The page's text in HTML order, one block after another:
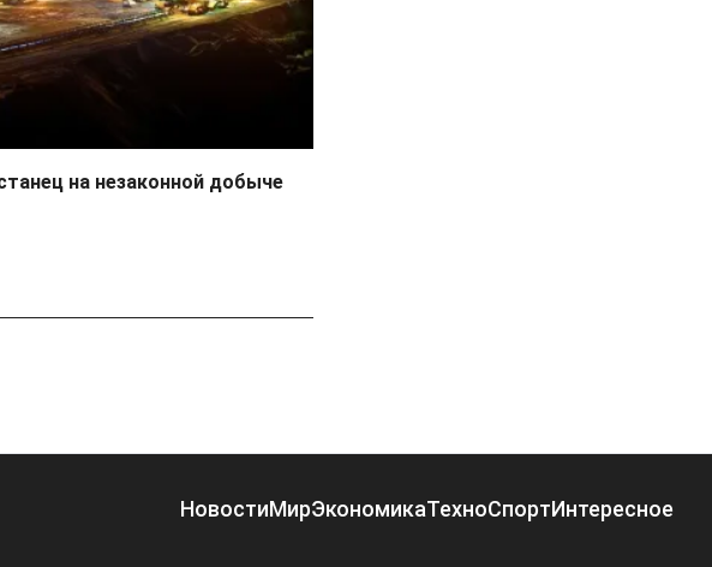
на незаконной добыче
НовостиМирЭкономикаТехноСпортИнтересное